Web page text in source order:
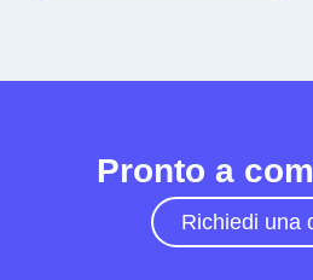
Pronto a
Richiedi una